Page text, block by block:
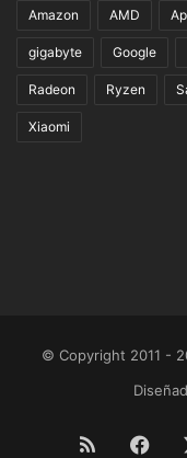
Amazon AMD
gigabyte Google
Radeon Ryzen
Xiaomi
© Copyright 2011 -
RSS